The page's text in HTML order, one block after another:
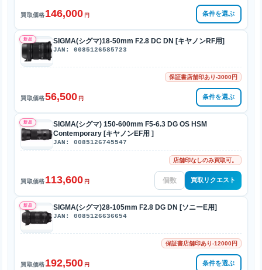
買取価格146,000 円 条件を選ぶ
新品 SIGMA(シグマ)18-50mm F2.8 DC DN [キヤノンRF用]
JAN: 0085126585723
保証書店舗印あり-3000円
買取価格56,500 円 条件を選ぶ
新品
SIGMA(シグマ) 150-600mm F5-6.3 DG OS HSM
Contemporary [キヤノンEF用 ]
JAN: 0085126745547
店舗印なしのみ買取可。
買取価格113,600 円 買取リクエスト
新品 SIGMA(シグマ)28-105mm F2.8 DG DN [ソニーE用]
JAN: 0085126636654
保証書店舗印あり-12000円
買取価格192,500 円 条件を選ぶ